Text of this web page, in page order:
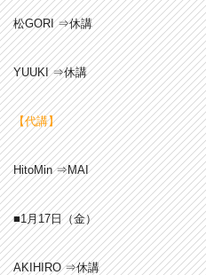
松GORI ⇒休講
YUUKI ⇒休講
【代講】
HitoMin ⇒MAI
■1月17日（金）
AKIHIRO ⇒休講